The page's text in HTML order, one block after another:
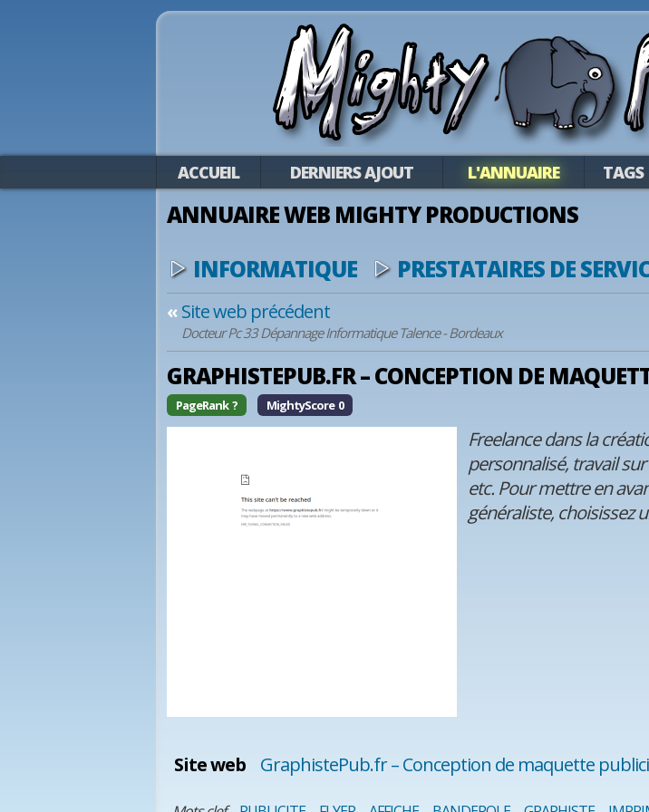
ACCUEIL DERNIERS AJOUT L'ANNUAIRE TAGS
ANNUAIRE WEB MIGHTY PRODUCTIONS
INFORMATIQUE
PRESTATAIRES DE
«Site web précédent
Docteur Pc 33 Dépannage Informatique Talence - Bordeaux
GRAPHISTEPUB.FR – CONCEPTION DE
PageRank ? MightyScore 0
Freelance dans la
personnalisé, travail
etc. Pour mettre en
généraliste, choisissez
Site web GraphistePub.fr – Conception de maquette